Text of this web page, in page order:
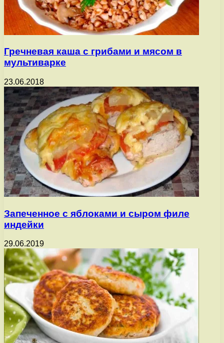
Гречневая каша с грибами и мясом в
мультиварке
23.06.2018
Запеченное с яблоками и сыром филе
индейки
29.06.2019